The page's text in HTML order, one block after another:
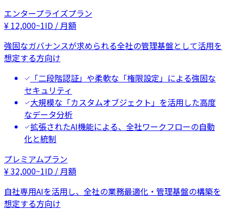
エンタープライズプラン
¥ 12,000~1ID / 月額
強固なガバナンスが求められる全社の管理基盤として活用を
想定する方向け
「二段階認証」や柔軟な「権限設定」による強固な
セキュリティ
大規模な「カスタムオブジェクト」を活用した高度
なデータ分析
拡張されたAI機能による、全社ワークフローの自動
化と統制
プレミアムプラン
¥32,000~1ID / 月額
自社専用AIを活用し、全社の業務最適化・管理基盤の構築を
想定する方向け